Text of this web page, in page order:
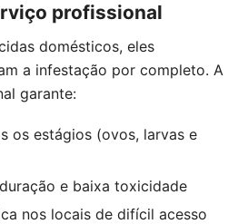
profissional
domésticos, eles
a infestação por completo. A
garante:
os estágios (ovos, larvas e
e baixa toxicidade
nos locais de difícil acesso